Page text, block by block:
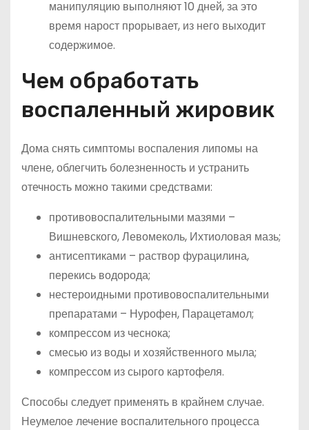
манипуляцию выполняют 10 дней, за это
время нарост прорывает, из него выходит
содержимое.
Чем обработать
воспаленный жировик
Дома снять симптомы воспаления липомы на
члене, облегчить болезненность и устранить
отечность можно такими средствами:
противовоспалительными мазями –
Вишневского, Левомеколь, Ихтиоловая мазь;
антисептиками – раствор фурацилина,
перекись водорода;
нестероидными противовоспалительными
препаратами – Нурофен, Парацетамол;
компрессом из чеснока;
смесью из воды и хозяйственного мыла;
компрессом из сырого картофеля.
Способы следует применять в крайнем случае.
Неумелое лечение воспалительного процесса